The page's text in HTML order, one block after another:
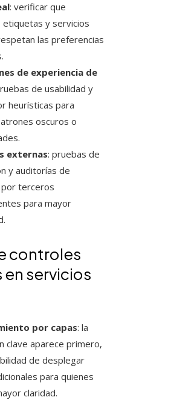
: verificar que
etiquetas y servicios
las preferencias
de experiencia de
de usabilidad y
heurísticas para
oscuros o
externas: pruebas de
y auditorías de
terceros
para mayor
controles
servicios
por capas: la
clave aparece primero,
de desplegar
para quienes
claridad.